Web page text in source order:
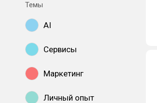
Темы
AI
Сервисы
Маркетинг
Личный опыт